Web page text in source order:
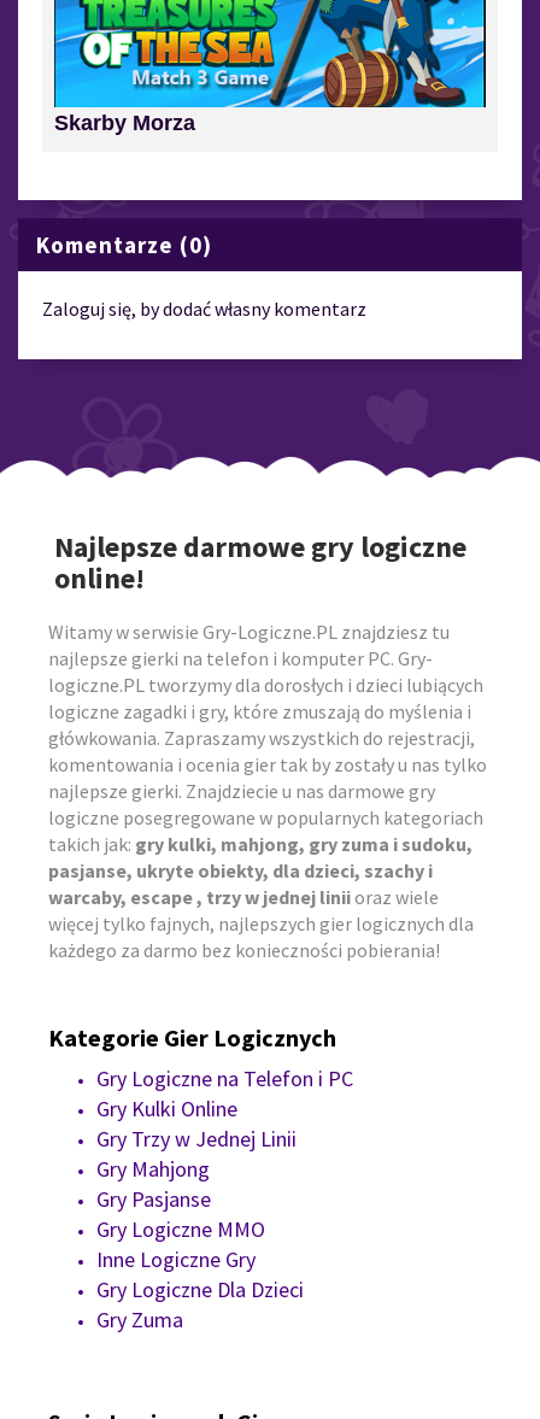
Skarby Morza
Komentarze (0)
Zaloguj się, by dodać własny komentarz
Najlepsze darmowe gry logiczne
online!
Witamy w serwisie Gry-Logiczne.PL znajdziesz tu
najlepsze gierki na telefon i komputer PC. Gry-
logiczne.PL tworzymy dla dorosłych i dzieci lubiących
logiczne zagadki i gry, które zmuszają do myślenia i
główkowania. Zapraszamy wszystkich do rejestracji,
komentowania i ocenia gier tak by zostały u nas tylko
najlepsze gierki. Znajdziecie u nas darmowe gry
logiczne posegregowane w popularnych kategoriach
takich jak: gry kulki, mahjong, gry zuma i sudoku,
pasjanse, ukryte obiekty, dla dzieci, szachy i
warcaby, escape , trzy w jednej liniioraz wiele
więcej tylko fajnych, najlepszych gier logicznych dla
każdego za darmo bez konieczności pobierania!
Kategorie Gier Logicznych
Gry Logiczne na Telefon i PC
Gry Kulki Online
Gry Trzy w Jednej Linii
Gry Mahjong
Gry Pasjanse
Gry Logiczne MMO
Inne Logiczne Gry
Gry Logiczne Dla Dzieci
Gry Zuma